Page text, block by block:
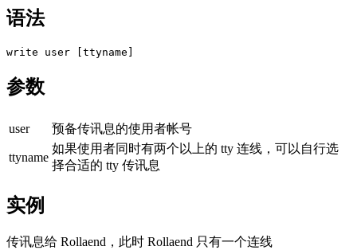
语法
参数
user 预备传讯息的使用者帐号
ttyname
如果使用者同时有两个以上的 tty 连线，可以自行选
择合适的 tty 传讯息
实例
传讯息给 Rollaend，此时 Rollaend 只有一个连线